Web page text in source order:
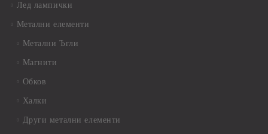
Лед лампички
Метални елементи
Метални Ъгли
Магнити
Обков
Халки
Други метални елементи